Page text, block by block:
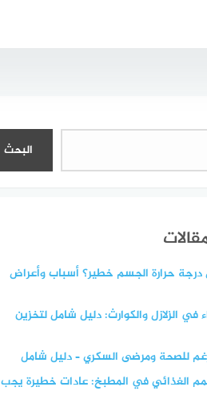
البحث
حرارة الجسم خطير؟ أسباب وأعراض
في الزلازل والكوارث: دليل شامل لتخزين
للصحة ومرضى السكري – دليل شامل
الغذائي في المطبخ: عادات خطيرة يجب